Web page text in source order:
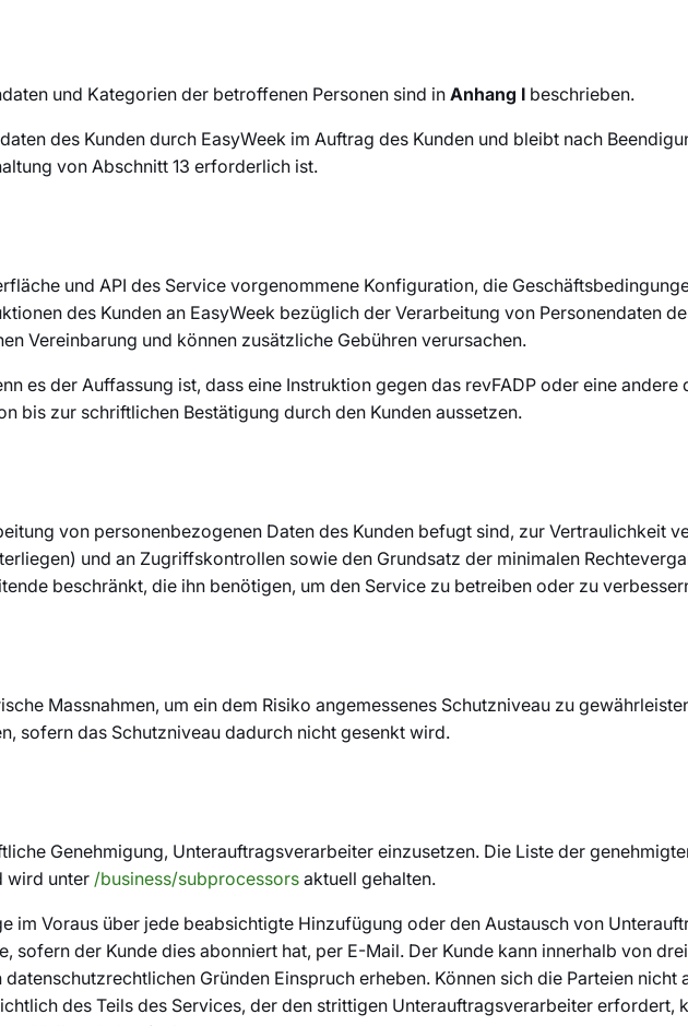
und Kategorien der betroffenen Personen sind in Anhang I beschrieben.
des Kunden durch EasyWeek im Auftrag des Kunden und bleibt nach
von Abschnitt 13 erforderlich ist.
und API des Service vorgenommene Konfiguration, die
des Kunden an EasyWeek bezüglich der Verarbeitung von Personendaten
Vereinbarung und können zusätzliche Gebühren verursachen.
es der Auffassung ist, dass eine Instruktion gegen das revFADP oder eine
bis zur schriftlichen Bestätigung durch den Kunden aussetzen.
von personenbezogenen Daten des Kunden befugt sind, zur Vertraulichkeit
und an Zugriffskontrollen sowie den Grundsatz der minimalen
beschränkt, die ihn benötigen, um den Service zu betreiben oder zu
Massnahmen, um ein dem Risiko angemessenes Schutzniveau zu
sofern das Schutzniveau dadurch nicht gesenkt wird.
Genehmigung, Unterauftragsverarbeiter einzusetzen. Die Liste der
wird unter /business/subprocessors aktuell gehalten.
im Voraus über jede beabsichtigte Hinzufügung oder den Austausch von
der Kunde dies abonniert hat, per E-Mail. Der Kunde kann innerhalb von
Gründen Einspruch erheben. Können sich die Parteien nicht
des Teils des Services, der den strittigen Unterauftragsverarbeiter erfordert,